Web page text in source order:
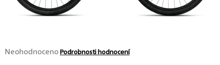
Průměrné hodnocení produktu je 0,0 z 5 hvězdiček.
Neohodnoceno Podrobnosti hodnocení
m